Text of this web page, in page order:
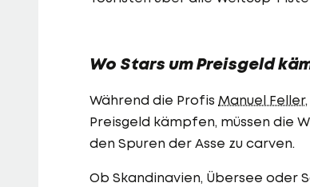
Wo Stars um Preisgeld
Während die Profis Manuel Feller,
Preisgeld kämpfen, müssen die
den Spuren der Asse zu carven.
Ob Skandinavien, Übersee oder